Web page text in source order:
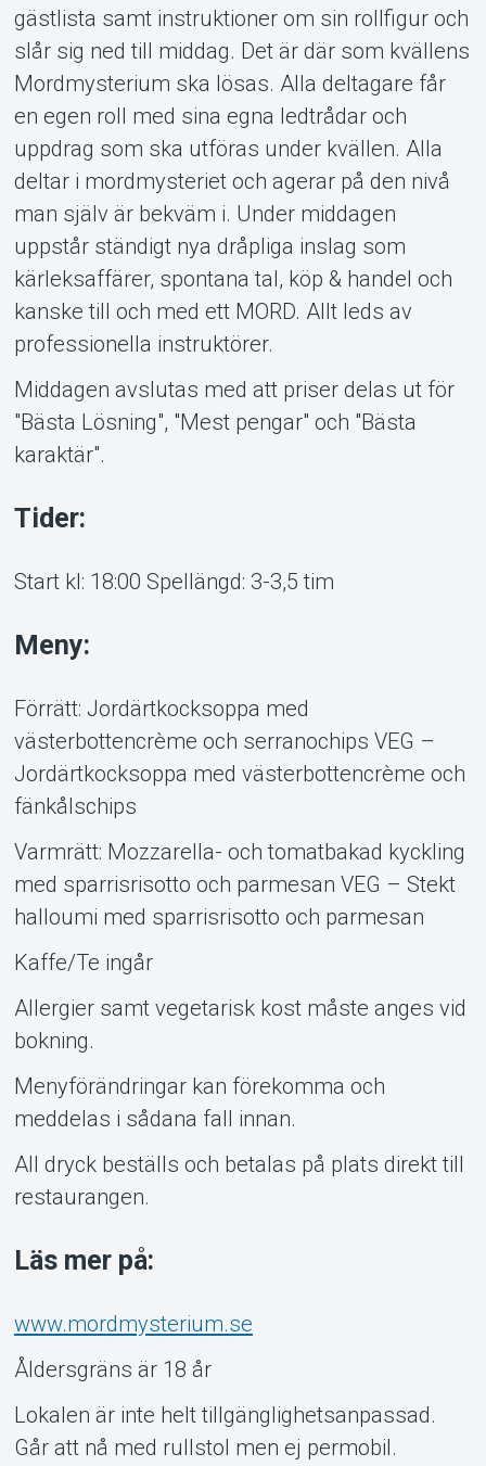
Om Tickster
gästlista samt instruktioner om sin rollfigur och
slår sig ned till middag. Det är där som kvällens
Mordmysterium ska lösas. Alla deltagare får
en egen roll med sina egna ledtrådar och
uppdrag som ska utföras under kvällen. Alla
deltar i mordmysteriet och agerar på den nivå
man själv är bekväm i. Under middagen
uppstår ständigt nya dråpliga inslag som
kärleksaffärer, spontana tal, köp & handel och
kanske till och med ett MORD. Allt leds av
professionella instruktörer.
Middagen avslutas med att priser delas ut för
"Bästa Lösning", "Mest pengar" och "Bästa
karaktär".
Tider:
Start kl: 18:00 Spellängd: 3-3,5 tim
Meny:
Förrätt: Jordärtkocksoppa med
västerbottencrème och serranochips VEG –
Jordärtkocksoppa med västerbottencrème och
fänkålschips
Varmrätt: Mozzarella- och tomatbakad kyckling
med sparrisrisotto och parmesan VEG – Stekt
halloumi med sparrisrisotto och parmesan
Kaffe/Te ingår
Allergier samt vegetarisk kost måste anges vid
bokning.
Menyförändringar kan förekomma och
meddelas i sådana fall innan.
All dryck beställs och betalas på plats direkt till
restaurangen.
Läs mer på:
www.mordmysterium.se
Åldersgräns är 18 år
Lokalen är inte helt tillgänglighetsanpassad.
Går att nå med rullstol men ej permobil.